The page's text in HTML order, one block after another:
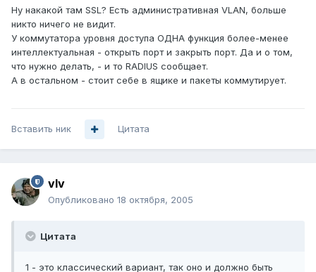
Ну накакой там SSL? Есть административная VLAN, больше
никто ничего не видит.
У коммутатора уровня доступа ОДНА функция более-менее
интеллектуальная - открыть порт и закрыть порт. Да и о том,
что нужно делать, - и то RADIUS сообщает.
А в остальном - стоит себе в ящике и пакеты коммутирует.
Вставить ник Цитата
vIv
Опубликовано 18 октября, 2005
Цитата
1 - это классический вариант, так оно и должно быть